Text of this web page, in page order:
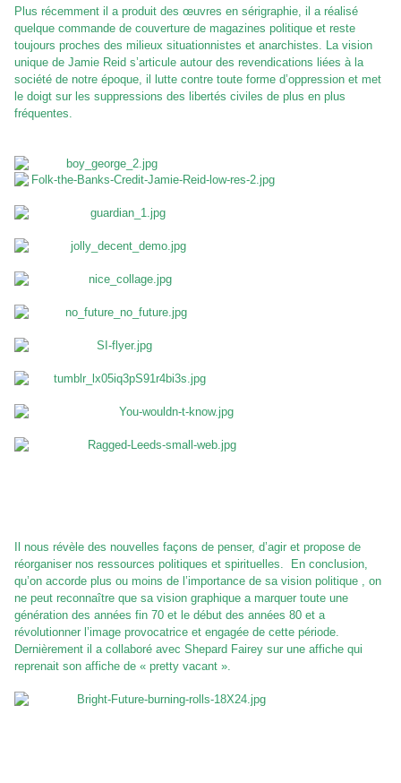
Plus récemment il a produit des œuvres en sérigraphie, il a réalisé
quelque commande de couverture de magazines politique et reste
toujours proches des milieux situationnistes et anarchistes. La vision
unique de Jamie Reid s’articule autour des revendications liées à la
société de notre époque, il lutte contre toute forme d’oppression et met
le doigt sur les suppressions des libertés civiles de plus en plus
fréquentes.
Il nous révèle des nouvelles façons de penser, d’agir et propose de
réorganiser nos ressources politiques et spirituelles. En conclusion,
qu’on accorde plus ou moins de l’importance de sa vision politique , on
ne peut reconnaître que sa vision graphique a marquer toute une
génération des années fin 70 et le début des années 80 et a
révolutionner l’image provocatrice et engagée de cette période.
Dernièrement il a collaboré avec Shepard Fairey sur une affiche qui
reprenait son affiche de « pretty vacant ».